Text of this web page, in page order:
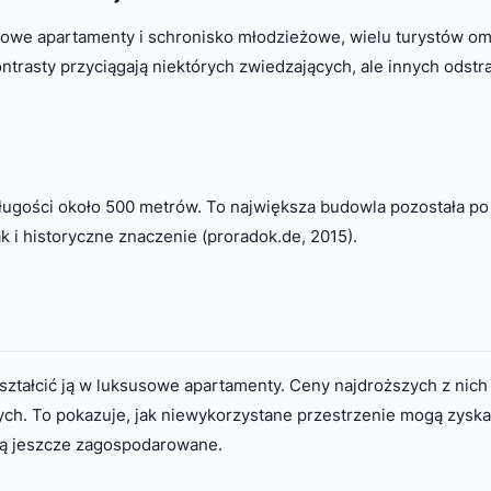
apartamenty i schronisko młodzieżowe, wielu turystów
przyciągają niektórych zwiedzających, ale innych
około 500 metrów. To największa budowla pozostała
i historyczne znaczenie (proradok.de, 2015).
ją w luksusowe apartamenty. Ceny najdroższych z nich
To pokazuje, jak niewykorzystane przestrzenie mogą
jeszcze zagospodarowane.